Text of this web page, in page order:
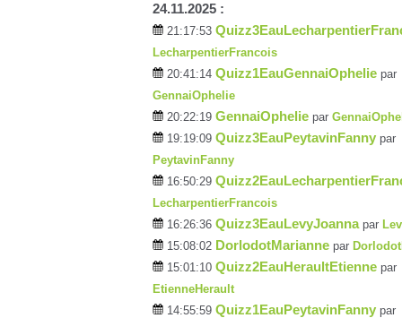
24.11.2025 :
21:17:53
LecharpentierFrancois
20:41:14 Quizz1EauGennaiOphelie par
GennaiOphelie
20:22:19 GennaiOphelie par
19:19:09 Quizz3EauPeytavinFanny par
PeytavinFanny
16:50:29
LecharpentierFrancois
16:26:36 Quizz3EauLevyJoanna par
15:08:02 DorlodotMarianne par
15:01:10 Quizz2EauHeraultEtienne par
EtienneHerault
14:55:59 Quizz1EauPeytavinFanny par